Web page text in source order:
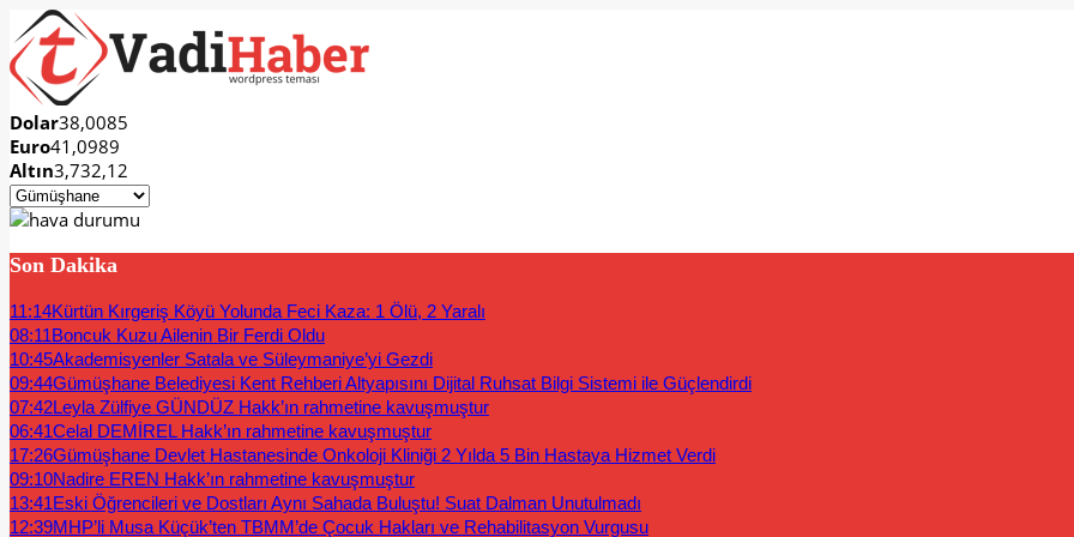
Dolar38,0085
Euro41,0989
Altın3,732,12
Son Dakika
11:14Kürtün Kırgeriş Köyü Yolunda Feci Kaza: 1 Ölü, 2 Yaralı
08:11Boncuk Kuzu Ailenin Bir Ferdi Oldu
10:45Akademisyenler Satala ve Süleymaniye’yi Gezdi
09:44Gümüşhane Belediyesi Kent Rehberi Altyapısını Dijital Ruhsat Bilgi Sistemi ile Güçlendirdi
07:42Leyla Zülfiye GÜNDÜZ Hakk’ın rahmetine kavuşmuştur
06:41Celal DEMİREL Hakk’ın rahmetine kavuşmuştur
17:26Gümüşhane Devlet Hastanesinde Onkoloji Kliniği 2 Yılda 5 Bin Hastaya Hizmet Verdi
09:10Nadire EREN Hakk’ın rahmetine kavuşmuştur
13:41Eski Öğrencileri ve Dostları Aynı Sahada Buluştu! Suat Dalman Unutulmadı
12:39MHP’li Musa Küçük’ten TBMM’de Çocuk Hakları ve Rehabilitasyon Vurgusu